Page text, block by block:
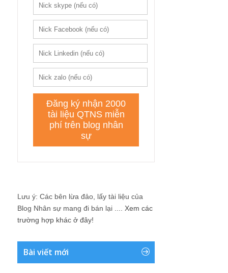
Lưu ý: Các bên lừa đảo, lấy tài liệu của
Blog Nhân sự mang đi bán lại .... Xem các
trường hợp khác ở đây!
Bài viết mới